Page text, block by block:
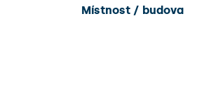
Místnost / budova